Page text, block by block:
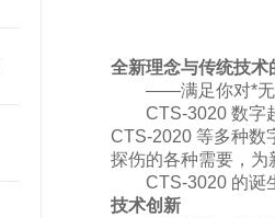
全新理念与传统技术
——满足你对*
CTS-3020 数字超
CTS-2020 等多种数
探伤的各种需要，为
CTS-3020 的诞生
技术创新